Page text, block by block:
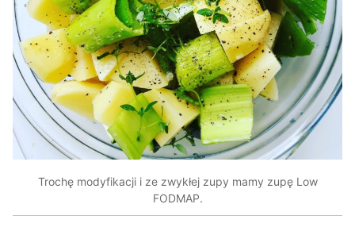
Trochę modyfikacji i ze zwykłej zupy mamy zupę Low
FODMAP.